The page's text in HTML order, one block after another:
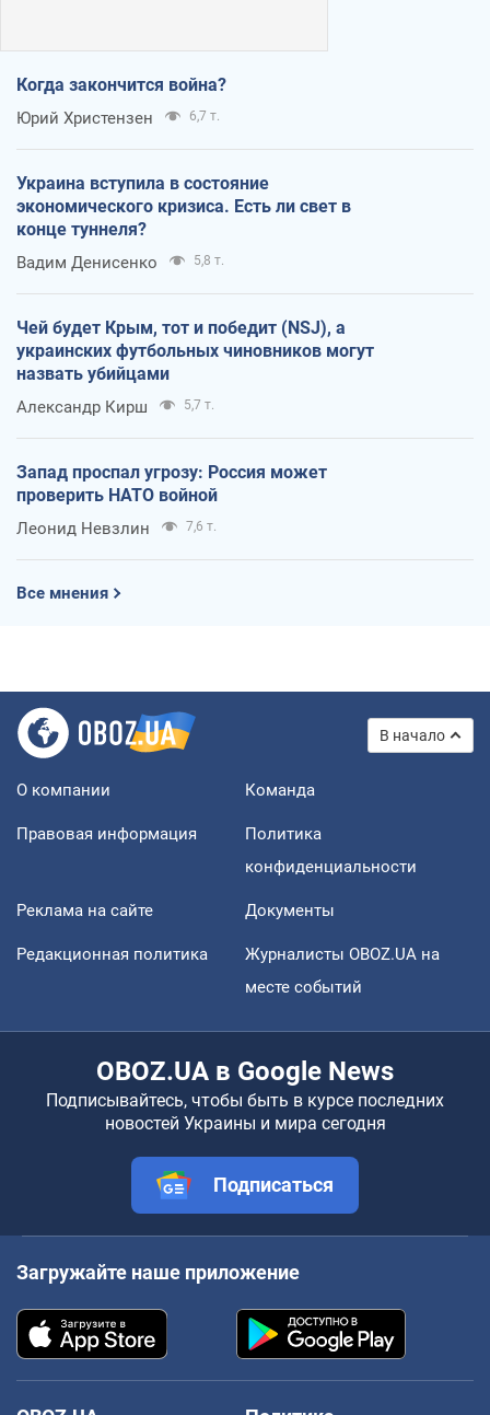
Когда закончится война?
Юрий Христензен 6,7 т.
Украина вступила в состояние
экономического кризиса. Есть ли свет в
конце туннеля?
Вадим Денисенко 5,8 т.
Чей будет Крым, тот и победит (NSJ), а
украинских футбольных чиновников могут
назвать убийцами
Александр Кирш 5,7 т.
Запад проспал угрозу: Россия может
проверить НАТО войной
Леонид Невзлин 7,6 т.
Все мнения
В начало
О компании Команда
Правовая информация
Политика
конфиденциальности
Реклама на сайте Документы
Редакционная политика
Журналисты OBOZ.UA на
месте событий
OBOZ.UA в Google News
Подписывайтесь, чтобы быть в курсе последних
новостей Украины и мира сегодня
Подписаться
Загружайте наше приложение